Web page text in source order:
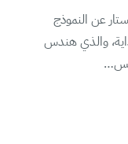
عن النموذج
والذي هندس